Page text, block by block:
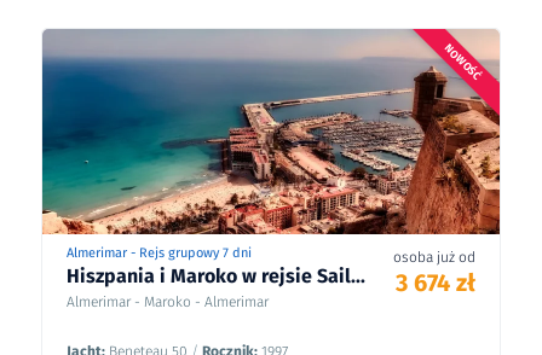
NOWOŚĆ
Almerimar - Rejs grupowy 7 dni
Hiszpania i Maroko w rejsie Sail...
Almerimar - Maroko - Almerimar
Jacht: Beneteau 50 / Rocznik: 1997
osoba już od
3 674 zł